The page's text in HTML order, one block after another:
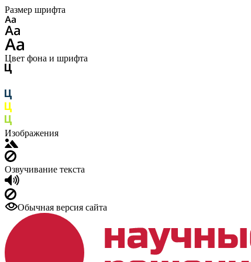
Размер шрифта
Цвет фона и шрифта
Изображения
Озвучивание текста
Обычная версия сайта